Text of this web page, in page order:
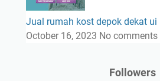
Jual rumah kost depok dekat ui
October 16, 2023 No comments
Followers